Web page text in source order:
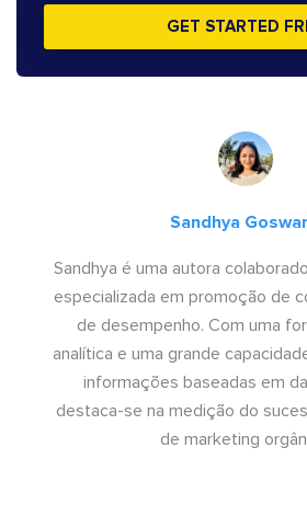
GET STARTED
Sandhya
Sandhya é uma autora
especializada em promoção de
de desempenho. Com uma
analítica e uma grande
informações baseadas em
destaca-se na medição do
de marketing